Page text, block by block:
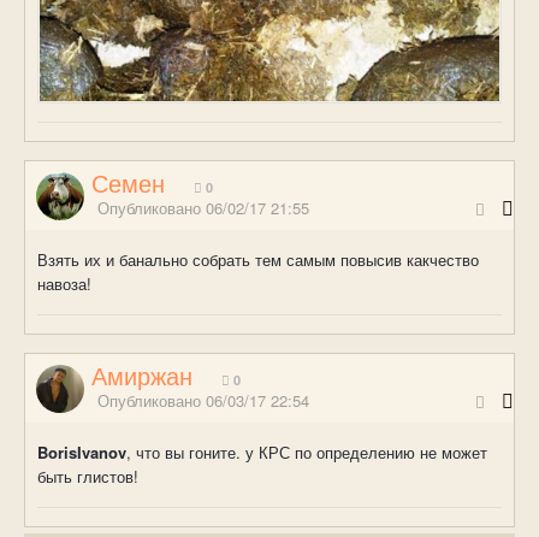
Семен 0
Опубликовано 06/02/17 21:55
Взять их и банально собрать тем самым повысив какчество
навоза!
Амиржан 0
Опубликовано 06/03/17 22:54
BorisIvanov, что вы гоните. у КРС по определению не может
быть глистов!